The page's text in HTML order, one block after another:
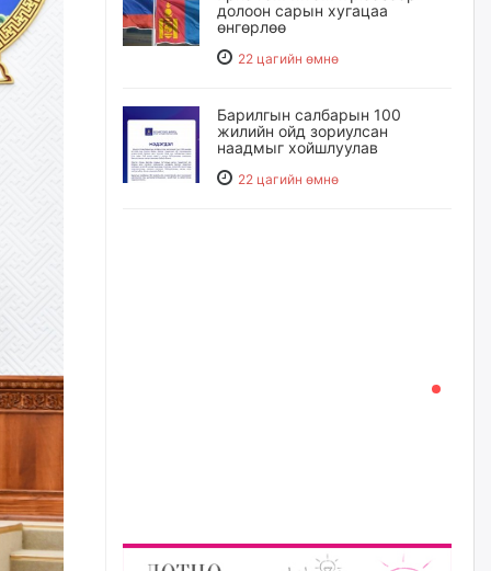
долоон сарын хугацаа
өнгөрлөө
22 цагийн өмнө
Барилгын салбарын 100
жилийн ойд зориулсан
наадмыг хойшлуулав
22 цагийн өмнө
эцсийн гэрээг есдүгээр сард
барилга угсралтын ажил
үргэлжилж байна